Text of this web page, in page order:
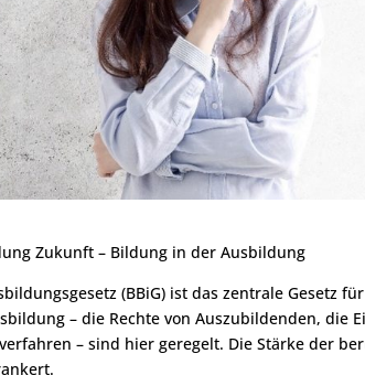
Zukunft – Bildung in der Ausbildung
(BBiG) ist das zentrale Gesetz
– die Rechte von Auszubildenden, die
– sind hier geregelt. Die Stärke der